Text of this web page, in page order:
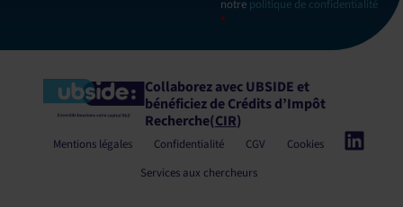
notre politique de confidentialité
*
Collaborez avec UBSIDE et
bénéficiezde Crédits d’Impôt
Recherche(CIR)
Mentions légales Confidentialité CGV
Cookies
Services aux chercheurs